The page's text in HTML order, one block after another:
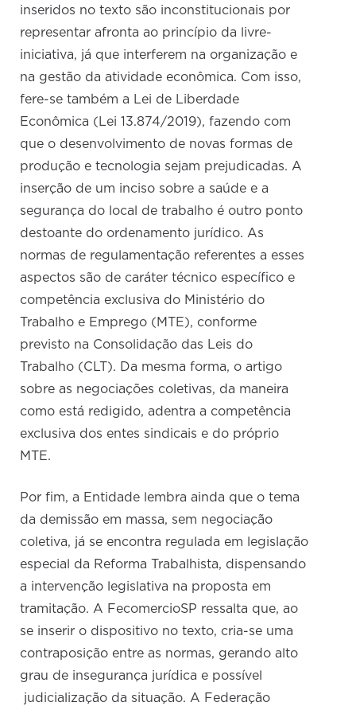
inseridos no texto são inconstitucionais por
representar afronta ao princípio da livre-
iniciativa, já que interferem na organização e
na gestão da atividade econômica. Com isso,
fere-se também a Lei de Liberdade
Econômica (Lei 13.874/2019), fazendo com
que o desenvolvimento de novas formas de
produção e tecnologia sejam prejudicadas. A
inserção de um inciso sobre a saúde e a
segurança do local de trabalho é outro ponto
destoante do ordenamento jurídico. As
normas de regulamentação referentes a esses
aspectos são de caráter técnico específico e
competência exclusiva do Ministério do
Trabalho e Emprego (MTE), conforme
previsto na Consolidação das Leis do
Trabalho (CLT). Da mesma forma, o artigo
sobre as negociações coletivas, da maneira
como está redigido, adentra a competência
exclusiva dos entes sindicais e do próprio
MTE.
Por fim, a Entidade lembra ainda que o tema
da demissão em massa, sem negociação
coletiva, já se encontra regulada em legislação
especial da Reforma Trabalhista, dispensando
a intervenção legislativa na proposta em
tramitação. A FecomercioSP ressalta que, ao
se inserir o dispositivo no texto, cria-se uma
contraposição entre as normas, gerando alto
grau de insegurança jurídica e possível
judicialização da situação. A Federação